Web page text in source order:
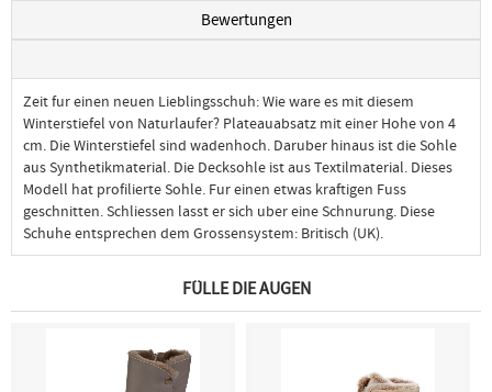
Bewertungen
Zeit fur einen neuen Lieblingsschuh: Wie ware es mit diesem
Winterstiefel von Naturlaufer? Plateauabsatz mit einer Hohe von 4
cm. Die Winterstiefel sind wadenhoch. Daruber hinaus ist die Sohle
aus Synthetikmaterial. Die Decksohle ist aus Textilmaterial. Dieses
Modell hat profilierte Sohle. Fur einen etwas kraftigen Fuss
geschnitten. Schliessen lasst er sich uber eine Schnurung. Diese
Schuhe entsprechen dem Grossensystem: Britisch (UK).
FÜLLE DIE AUGEN